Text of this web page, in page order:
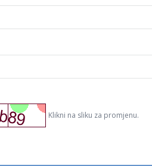
Klikni na sliku za promjenu.